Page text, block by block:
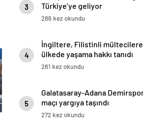
3
Türkiye’ye geliyor
286 kez okundu
4
İngiltere, Filistinli mültecilere
ülkede yaşama hakkı tanıdı
281 kez okundu
5
Galatasaray-Adana
maçı yargıya taşındı
272 kez okundu